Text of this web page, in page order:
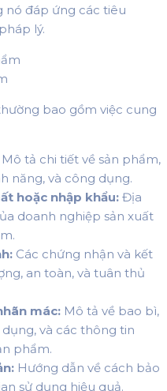
nó đáp ứng các tiêu
lý.
bao gồm việc cung
Mô tả chi tiết về sản phẩm,
năng, và công dụng.
hoặc nhập khẩu: Địa
doanh nghiệp sản xuất
Các chứng nhận và kết
an toàn, và tuân thủ
mác: Mô tả về bao bì,
và các thông tin
phẩm.
Hướng dẫn về cách bảo
sử dụng hiệu quả.